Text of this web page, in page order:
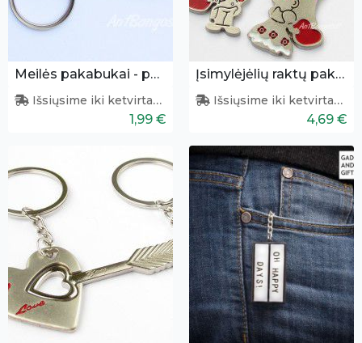
Meilės pakabukai - pelytė ir klaviatūra
Išsiųsime iki ketvirtadienio
1,99 €
Įsimylėjėlių raktų pakabukų pora
Išsiųsime iki ketvirtadienio
4,69 €